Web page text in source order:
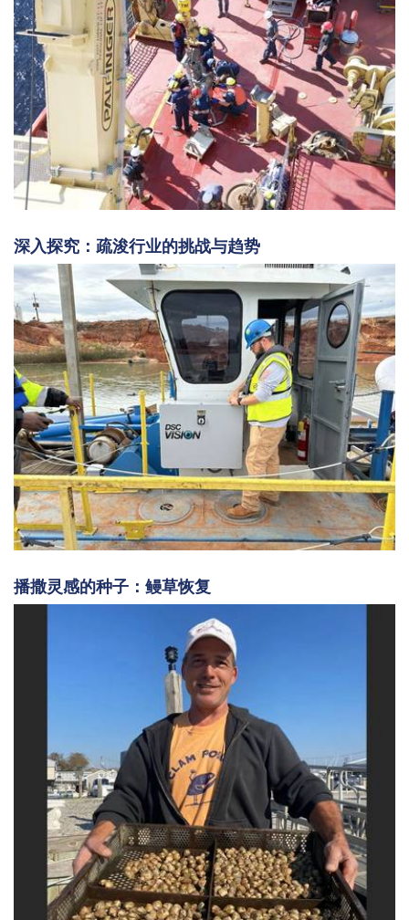
深入探究：疏浚行业的挑战与趋势
播撒灵感的种子：鳗草恢复